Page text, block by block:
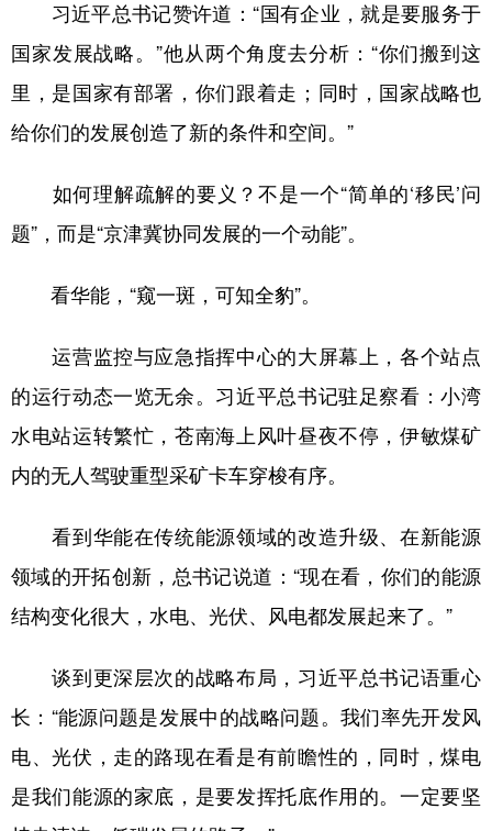
习近平总书记赞许道：“国有企业，就是要服务于
国家发展战略。”他从两个角度去分析：“你们搬到这
里，是国家有部署，你们跟着走；同时，国家战略也
给你们的发展创造了新的条件和空间。”
如何理解疏解的要义？不是一个“简单的‘移民’问
题”，而是“京津冀协同发展的一个动能”。
看华能，“窥一斑，可知全豹”。
运营监控与应急指挥中心的大屏幕上，各个站点
的运行动态一览无余。习近平总书记驻足察看：小湾
水电站运转繁忙，苍南海上风叶昼夜不停，伊敏煤矿
内的无人驾驶重型采矿卡车穿梭有序。
看到华能在传统能源领域的改造升级、在新能源
领域的开拓创新，总书记说道：“现在看，你们的能源
结构变化很大，水电、光伏、风电都发展起来了。”
谈到更深层次的战略布局，习近平总书记语重心
长：“能源问题是发展中的战略问题。我们率先开发风
电、光伏，走的路现在看是有前瞻性的，同时，煤电
是我们能源的家底，是要发挥托底作用的。一定要坚